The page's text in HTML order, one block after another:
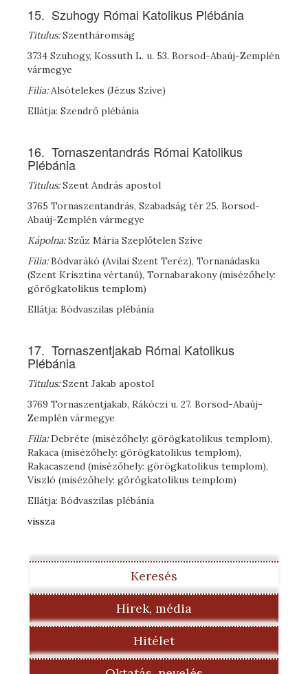
15. Szuhogy Római Katolikus Plébánia
Titulus: Szentháromság
3734 Szuhogy, Kossuth L. u. 53. Borsod-Abaúj-Zemplén
vármegye
Filia:Alsótelekes (Jézus Szíve)
Ellátja: Szendrő plébánia
16. Tornaszentandrás Római Katolikus
Plébánia
Titulus:Szent András apostol
3765 Tornaszentandrás, Szabadság tér 25. Borsod-
Abaúj-Zemplén vármegye
Kápolna:Szűz Mária Szeplőtelen Szíve
Filia:Bódvarákó (Avilai Szent Teréz), Tornanádaska
(Szent Krisztina vértanú), Tornabarakony (misézőhely:
görögkatolikus templom)
Ellátja: Bódvaszilas plébánia
17. Tornaszentjakab Római Katolikus
Plébánia
Titulus: Szent Jakab apostol
3769 Tornaszentjakab, Rákóczi u. 27. Borsod-Abaúj-
Zemplén vármegye
Filia:Debréte (misézőhely: görögkatolikus templom),
Rakaca (misézőhely: görögkatolikus templom),
Rakacaszend (misézőhely: görögkatolikus templom),
Viszló (misézőhely: görögkatolikus templom)
Ellátja: Bódvaszilas plébánia
vissza
Keresés
Hírek, média
Hitélet